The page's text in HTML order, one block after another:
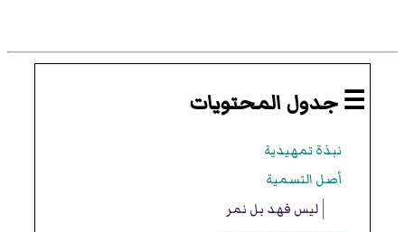
☰ جدول المحتويات
نبذة تمهيدية
أصل التسمية
ليس فهد بل نمر